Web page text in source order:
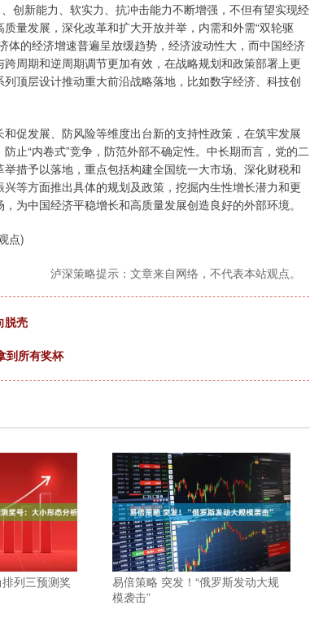
新能力、软实力、抗冲击能力不断增强，不但有望实现经
量发展，深化改革和扩大开放并举，内需和外需“双轮驱
体的经济增速普遍呈放缓趋势，经济波动性大，而中国经济
周期和逆周期调节更加有效，在战略规划和政策部署上更
顶层设计推动重大前沿战略落地，比如数字经济、科技创
发展、防风险等维度出台新的支持性政策，在筑牢发展
止“内卷式”竞争，防范外部不确定性。中长期而言，党的二
措予以落地，重点包括构建全国统一大市场、深化财税和
等方面推出具体的规划及政策，挖掘内生性增长潜力和更
为中国经济平稳增长和高质量发展创造良好的外部环境。
点)
泸深策略提示：文章来自网络，不代表本站观点。
脱壳
到所有奖杯
列三预测奖
易倍策略 突发！“俄罗斯发动大规
模袭击”